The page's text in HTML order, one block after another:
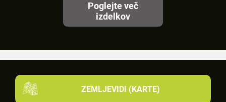
Poglejte več
izdelkov
ZEMLJEVIDI (KARTE)